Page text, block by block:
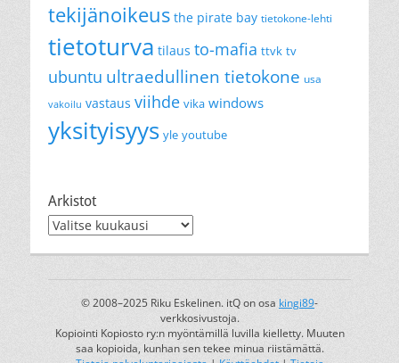
tekijänoikeus the pirate bay tietokone-lehti
tietoturva tilaus to-mafia ttvk tv
ubuntu ultraedullinen tietokone usa
vakoilu vastaus viihde vika windows
yksityisyys yle youtube
Arkistot
Arkistot
© 2008–2025 Riku Eskelinen. itQ on osa kingi89-
verkkosivustoja.
Kopiointi Kopiosto ry:n myöntämillä luvilla kielletty. Muuten
saa kopioida, kunhan sen tekee minua riistämättä.